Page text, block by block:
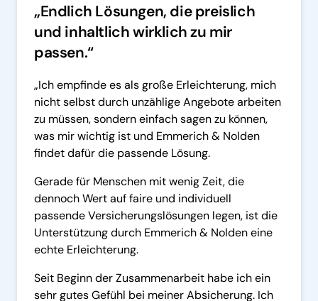
„Endlich Lösungen, die preislich
und inhaltlich wirklich zu mir
passen.“
„Ich empfinde es als große Erleichterung, mich
nicht selbst durch unzählige Angebote arbeiten
zu müssen, sondern einfach sagen zu können,
was mir wichtig ist und Emmerich & Nolden
findet dafür die passende Lösung.
Gerade für Menschen mit wenig Zeit, die
dennoch Wert auf faire und individuell
passende Versicherungslösungen legen, ist die
Unterstützung durch Emmerich & Nolden eine
echte Erleichterung.
Seit Beginn der Zusammenarbeit habe ich ein
sehr gutes Gefühl bei meiner Absicherung. Ich